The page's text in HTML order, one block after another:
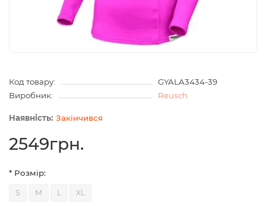
Код товару:
GYALA3434-39
Виробник:
Reusch
Закінчився
2549грн.
* Розмір:
S M L XL